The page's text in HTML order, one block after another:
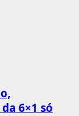
6×1 só